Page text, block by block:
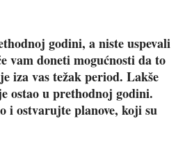
godini, a niste uspevali
vam doneti mogućnosti da to
iza vas težak period. Lakše
ostao u prethodnoj godini.
i ostvarujte planove, koji su